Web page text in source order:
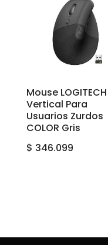
Mouse LOGITECH
Vertical Para
Usuarios Zurdos
COLOR Gris
$ 346.099